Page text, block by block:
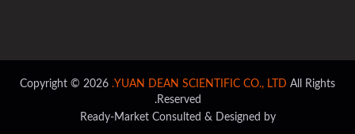
Copyright © 2026 YUAN DEAN SCIENTIFIC CO., LTD. All Rights
Reserved.
Consulted & Designed by
Ready-Market